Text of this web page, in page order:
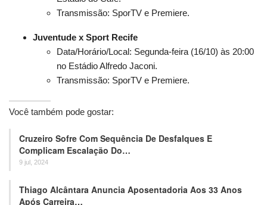
Transmissão: SporTV e Premiere.
Juventude x Sport Recife
Data/Horário/Local: Segunda-feira (16/10) às 20:00
no Estádio Alfredo Jaconi.
Transmissão: SporTV e Premiere.
Você também pode gostar:
Cruzeiro Sofre Com Sequência De Desfalques E
Complicam Escalação Do…
9 jul, 2024
Thiago Alcântara Anuncia Aposentadoria Aos 33 Anos
Após Carreira…